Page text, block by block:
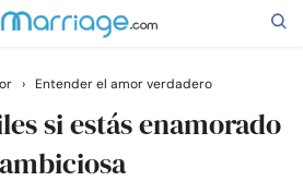
› Entender el amor verdadero
si estás enamorado